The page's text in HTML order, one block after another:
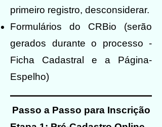
primeiro registro, desconsiderar.
Formulários do CRBio (serão
gerados durante o processo -
Ficha Cadastral e a Página-
Espelho)
Passo a Passo para Inscrição